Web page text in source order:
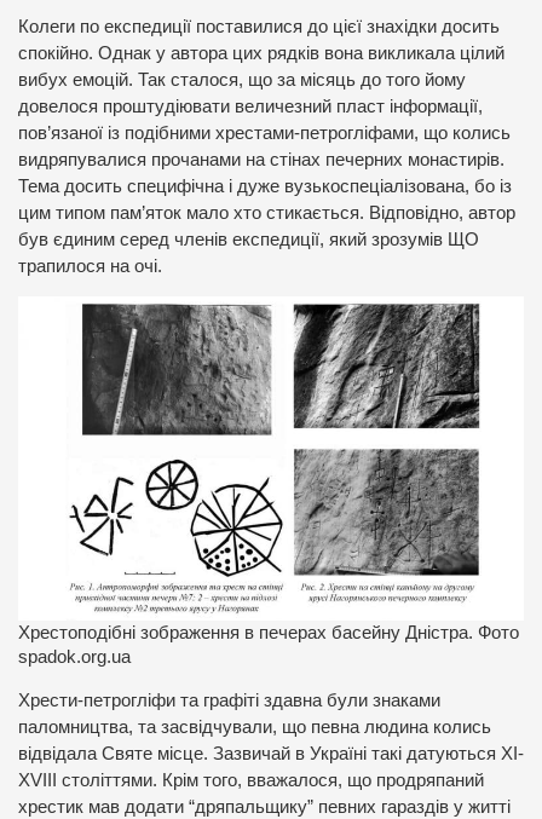
Колеги по експедиції поставилися до цієї знахідки досить
спокійно. Однак у автора цих рядків вона викликала цілий
вибух емоцій. Так сталося, що за місяць до того йому
довелося проштудіювати величезний пласт інформації,
пов’язаної із подібними хрестами-петрогліфами, що колись
видряпувалися прочанами на стінах печерних монастирів.
Тема досить специфічна і дуже вузькоспеціалізована, бо із
цим типом пам’яток мало хто стикається. Відповідно, автор
був єдиним серед членів експедиції, який зрозумів ЩО
трапилося на очі.
Хрестоподібні зображення в печерах басейну Дністра. Фото
spadok.org.ua
Хрести-петрогліфи та графіті здавна були знаками
паломництва, та засвідчували, що певна людина колись
відвідала Святе місце. Зазвичай в Україні такі датуються XI-
XVIII століттями. Крім того, вважалося, що продряпаний
хрестик мав додати “дряпальщику” певних гараздів у житті